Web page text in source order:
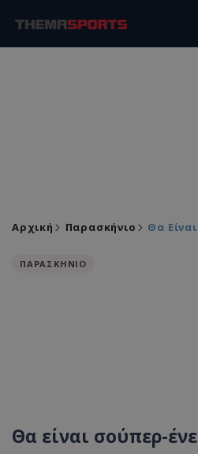
Αρχική Παρασκήνιο Θα
ΠΑΡΑΣΚΗΝΙΟ
Θα είναι σούπερ-